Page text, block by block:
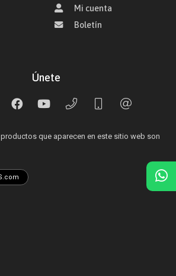
Mi cuenta
Boletín
Únete
que aparecen en este sitio web son